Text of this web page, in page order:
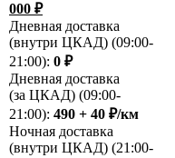
000 ₽
Дневная доставка
(внутри ЦКАД) (09:00-
21:00): 0 ₽
Дневная доставка
(за ЦКАД) (09:00-
21:00): 490 + 40 ₽/км
Ночная доставка
(внутри ЦКАД) (21:00-